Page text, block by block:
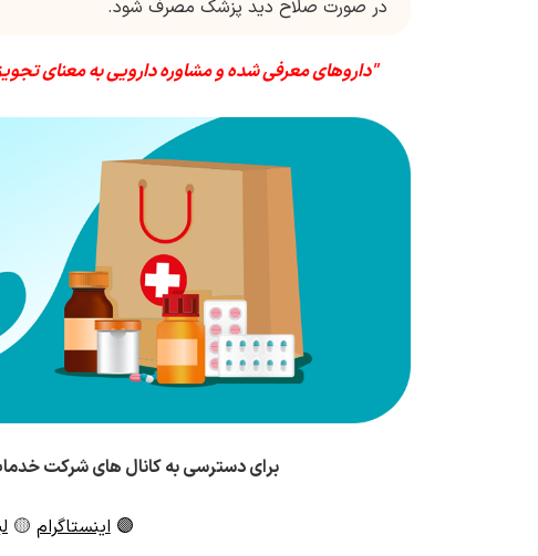
در صورت صلاح دید پزشک مصرف شود.
"داروهای معرفی شده و مشاوره دارویی به معنای
برای دسترسی به کانال های شرکت
🟣اینستاگرام 🟡